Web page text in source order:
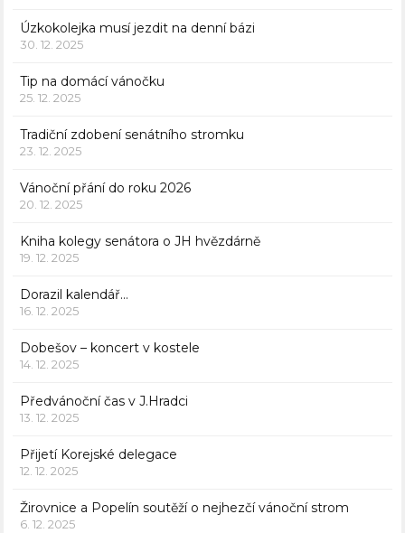
Úzkokolejka musí jezdit na denní bázi
30. 12. 2025
Tip na domácí vánočku
25. 12. 2025
Tradiční zdobení senátního stromku
23. 12. 2025
Vánoční přání do roku 2026
20. 12. 2025
Kniha kolegy senátora o JH hvězdárně
19. 12. 2025
Dorazil kalendář…
16. 12. 2025
Dobešov – koncert v kostele
14. 12. 2025
Předvánoční čas v J.Hradci
13. 12. 2025
Přijetí Korejské delegace
12. 12. 2025
Žirovnice a Popelín soutěží o nejhezčí vánoční strom
6. 12. 2025